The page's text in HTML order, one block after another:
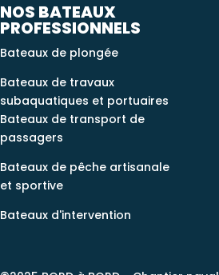
NOS BATEAUX
PROFESSIONNELS
Bateaux de plongée
Bateaux de travaux
subaquatiques et portuaires
Bateaux de transport de
passagers
Bateaux de pêche artisanale
et sportive
Bateaux d'intervention